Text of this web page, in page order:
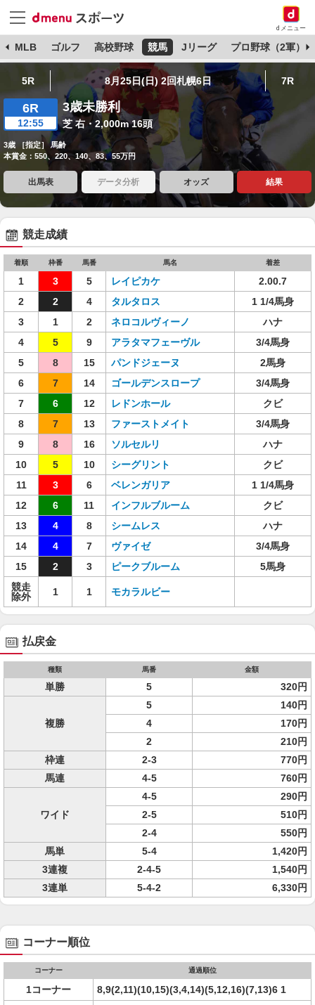
dメニュー
MLB ゴルフ 高校野球 競馬 Jリーグ プロ野球（2軍）
5R 8月25日(日) 2回札幌6日 7R
6R
12:55
3歳未勝利
芝 右・2,000m 16頭
3歳 ［指定］ 馬齢
本賞金：550、220、140、83、55万円
出馬表 データ分析 オッズ 結果
競走成績
着順 枠番 馬番 馬名 着差
1 3 5 レイピカケ
2.00.7
2
2 4 タルタロス
1 1/4馬身
3
1 2 ネロコルヴィーノ
ハナ
4
5 9 アラタマフェーヴル
3/4馬身
5
8 15 パンドジェーヌ
2馬身
6
7 14 ゴールデンスロープ
3/4馬身
7
6 12 レドンホール
クビ
8
7 13 ファーストメイト
3/4馬身
9
8 16 ソルセルリ
ハナ
10
5 10 シーグリント
クビ
11
3 6 ベレンガリア
1 1/4馬身
12
6 11 インフルブルーム
クビ
13
4 8 シームレス
ハナ
14
4 7 ヴァイゼ
3/4馬身
15
2 3 ピークブルーム
5馬身
競走
除外
1 1 モカラルビー
払戻金
種類 馬番 金額
単勝 5 320円
複勝
5
140円
4
170円
2
210円
枠連
2-3
770円
馬連
4-5 760円
ワイド
4-5
290円
2-5
510円
2-4
550円
馬単
5-4
1,420円
3連複
2-4-5
1,540円
3連単
5-4-2 6,330円
コーナー順位
コーナー 通過順位
1コーナー
8,9(2,11)(10,15)(3,4,14)(5,12,16)(7,13)6 1